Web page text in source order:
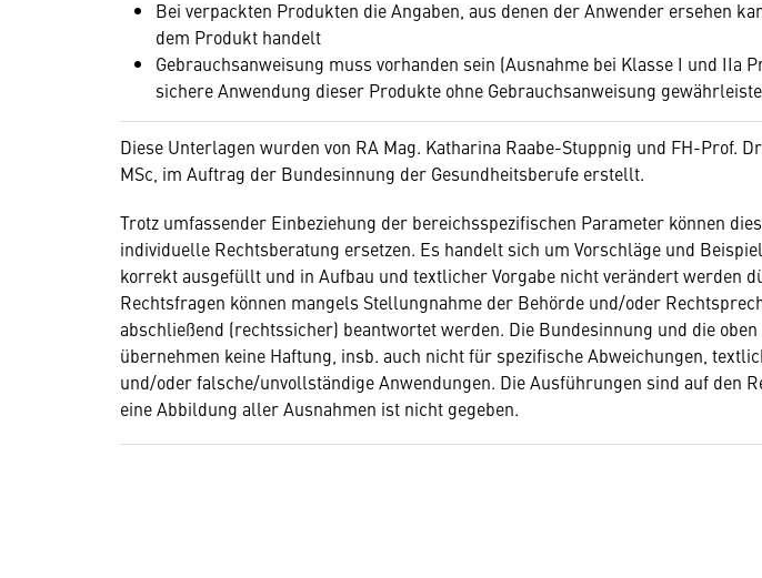
Bei verpackten Produkten die Angaben, aus denen der Anwender ersehen
dem Produkt handelt
Gebrauchsanweisung muss vorhanden sein (Ausnahme bei Klasse I und IIa
sichere Anwendung dieser Produkte ohne Gebrauchsanweisung
Diese Unterlagen wurden von RA Mag. Katharina Raabe-Stuppnig und FH-Prof.
MSc, im Auftrag der Bundesinnung der Gesundheitsberufe erstellt.
Trotz umfassender Einbeziehung der bereichsspezifischen Parameter können
individuelle Rechtsberatung ersetzen. Es handelt sich um Vorschläge und
korrekt ausgefüllt und in Aufbau und textlicher Vorgabe nicht verändert werden
Rechtsfragen können mangels Stellungnahme der Behörde und/oder
abschließend (rechtssicher) beantwortet werden. Die Bundesinnung und die
übernehmen keine Haftung, insb. auch nicht für spezifische Abweichungen,
und/oder falsche/unvollständige Anwendungen. Die Ausführungen sind auf den
eine Abbildung aller Ausnahmen ist nicht gegeben.